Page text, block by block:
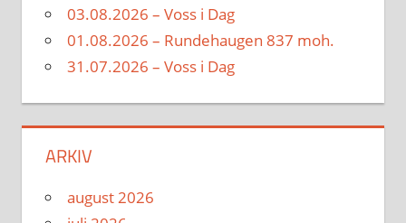
03.08.2026 – Voss i Dag
01.08.2026 – Rundehaugen 837 moh.
31.07.2026 – Voss i Dag
ARKIV
august 2026